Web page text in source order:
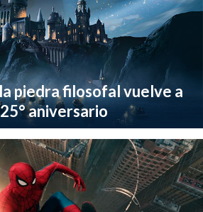
piedra filosofal vuelve a
aniversario